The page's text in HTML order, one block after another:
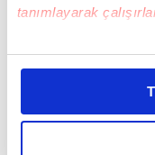
tanımlayarak
Bu çerezlere izin
daha iyi reklam
amacımızın size
olduğunu ve sizlere